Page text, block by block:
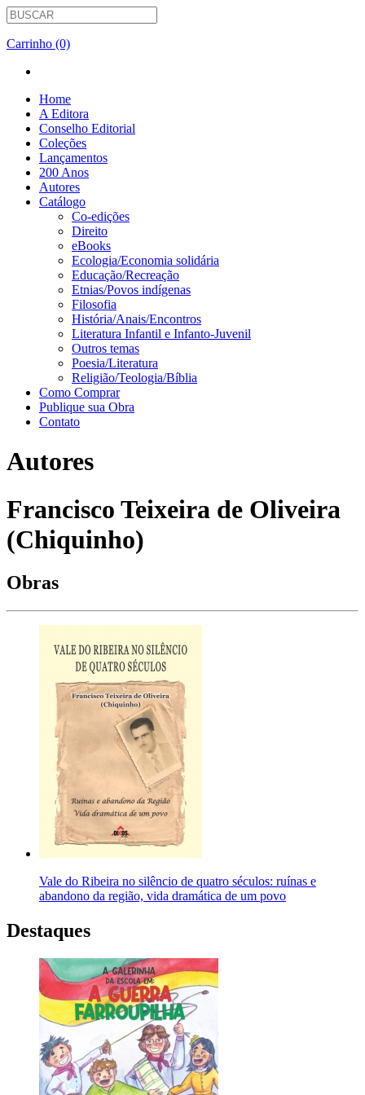
Carrinho (0)
Home
A Editora
Conselho Editorial
Coleções
Lançamentos
200 Anos
Autores
Catálogo
Co-edições
Direito
eBooks
Ecologia/Economia solidária
Educação/Recreação
Etnias/Povos indígenas
Filosofia
História/Anais/Encontros
Literatura Infantil e Infanto-Juvenil
Outros temas
Poesia/Literatura
Religião/Teologia/Bíblia
Como Comprar
Publique sua Obra
Contato
Autores
Francisco Teixeira de Oliveira
(Chiquinho)
Obras
Vale do Ribeira no silêncio de quatro séculos: ruínas e
abandono da região, vida dramática de um povo
Destaques